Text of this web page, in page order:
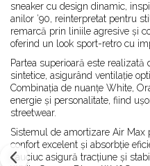
Air Presto
Alte Modele
Basketball
Blazer
Dunk
Foamposite
FOG
Football
KD
sneaker cu design dinamic,
anilor ’90, reinterpretat pentru
remarcă prin liniile agresive și
oferind un look sport-retro cu
Partea superioară este
sintetice, asigurând ventilație
Combinația de nuanțe White,
energie și personalitate, fiind
streetwear.
Sistemul de amortizare Air
confort excelent și absorbție
cauciuc asigură tracțiune și